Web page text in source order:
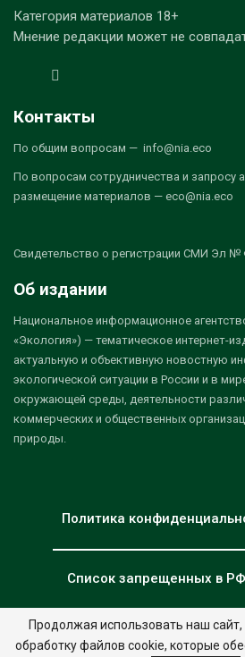
Категория материалов 18+
Мнение редакции может не
Контакты
По общим вопросам — info@nia.eco
По вопросам сотрудничества и запросу
размещение материалов — eco@nia.eco
Свидетельство о регистрации СМИ Эл №
Об издании
Национальное информационное
«Экология») — тематическое интернет-
актуальную и объективную новостную
экологической ситуации в России и в
окружающей среды, деятельности
коммерческих и общественных
природы.
Политика
Список запрещенных в
© 2026 - НИА "Экология". Все права
Продолжая использовать наш сайт,
обработку файлов cookie, которые